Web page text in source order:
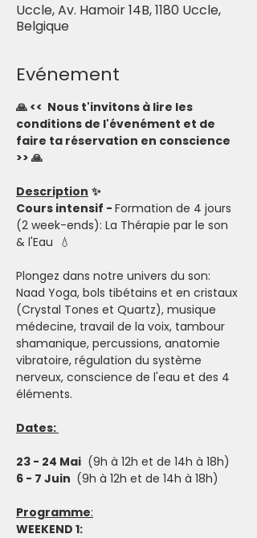
Uccle, Av. Hamoir 14B, 1180 Uccle,
Belgique
Evénement
🙏 <<  Nous t'invitons à lire les
conditions de l'évenément et de
faire ta réservation en conscience
>> 🙏
Description ✨
Cours intensif - Formation de 4 jours
(2 week-ends): La Thérapie par le son
& l'Eau  💧
Plongez dans notre univers du son:
Naad Yoga, bols tibétains et en cristaux
(Crystal Tones et Quartz), musique
médecine, travail de la voix, tambour
shamanique, percussions, anatomie
vibratoire, régulation du système
nerveux, conscience de l'eau et des 4
éléments.
Dates:
23 - 24 Mai
  (9h à 12h et de 14h à 18h)
6 - 7 Juin (9h à 12h et de 14h à 18h)
Programme:
WEEKEND 1: